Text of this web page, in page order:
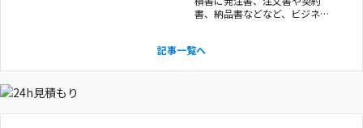
書、納品書などなど、ビジネス
で「発注書」とはどんなポジシ
ま
記事一覧へ